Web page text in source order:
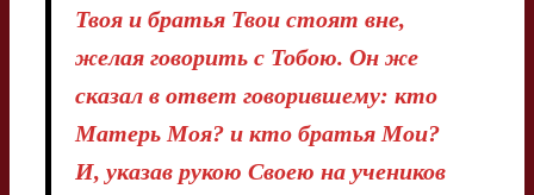
Твоя и братья Твои стоят вне,
желая говорить с Тобою. Он же
сказал в ответ говорившему: кто
Матерь Моя? и кто братья Мои?
И, указав рукою Своею на учеников